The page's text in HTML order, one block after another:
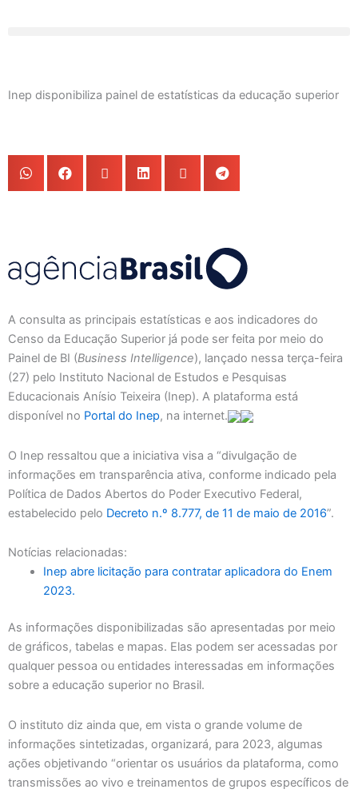
Inep disponibiliza painel de estatísticas da educação superior
A consulta as principais estatísticas e aos indicadores do
Censo da Educação Superior já pode ser feita por meio do
Painel de BI (Business Intelligence), lançado nessa terça-feira
(27) pelo Instituto Nacional de Estudos e Pesquisas
Educacionais Anísio Teixeira (Inep). A plataforma está
disponível no Portal do Inep, na internet.
O Inep ressaltou que a iniciativa visa a “divulgação de
informações em transparência ativa, conforme indicado pela
Política de Dados Abertos do Poder Executivo Federal,
estabelecido pelo Decreto n.º 8.777, de 11 de maio de 2016”.
Notícias relacionadas:
Inep abre licitação para contratar aplicadora do Enem
2023.
As informações disponibilizadas são apresentadas por meio
de gráficos, tabelas e mapas. Elas podem ser acessadas por
qualquer pessoa ou entidades interessadas em informações
sobre a educação superior no Brasil.
O instituto diz ainda que, em vista o grande volume de
informações sintetizadas, organizará, para 2023, algumas
ações objetivando “orientar os usuários da plataforma, como
transmissões ao vivo e treinamentos de grupos específicos de